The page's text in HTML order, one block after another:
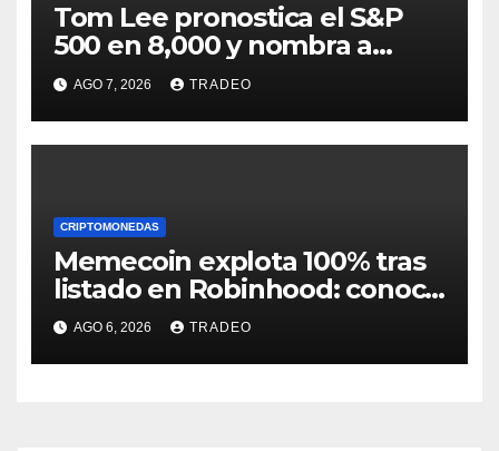
Tom Lee pronostica el S&P
500 en 8,000 y nombra a
Ethereum como el próximo
líder del rally
AGO 7, 2026 TRADEO
CRIPTOMONEDAS
Memecoin explota 100% tras
listado en Robinhood: conoce
los detalles
AGO 6, 2026 TRADEO